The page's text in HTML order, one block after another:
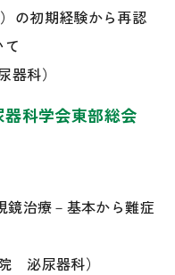
の初期経験から再認
て
科）
科学会東部総会
鏡治療－基本から難症
泌尿器科）